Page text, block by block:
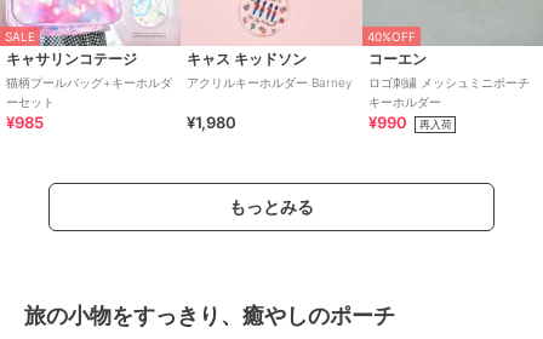
SALE
キャサリンコテージ
猫柄プールバッグ+キーホルダ
ーセット
¥985
キャス キッドソン
アクリルキーホルダー Barney
¥1,980
40%OFF
コーエン
ロゴ刺繍 メッシュミニポーチ
キーホルダー
¥990 再入荷
もっとみる
旅の小物をすっきり、癒やしのポーチ